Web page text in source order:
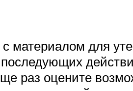
материалом для
раз оцените